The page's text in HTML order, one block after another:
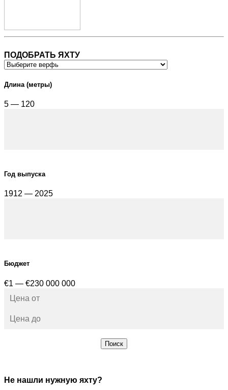
ПОДОБРАТЬ ЯХТУ
Длина (метры)
5 — 120
Год выпуска
1912 — 2025
Бюджет
€1 — €230 000 000
Поиск
Не нашли нужную яхту?